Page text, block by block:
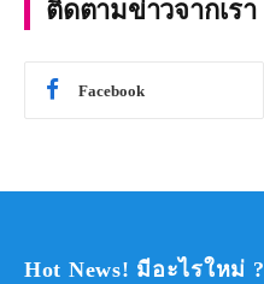
ติดตามข่าวจากเรา
Facebook
Hot News! มีอะไรใหม่ ?